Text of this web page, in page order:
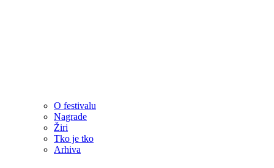
O festivalu
Nagrade
Žiri
Tko je tko
Arhiva